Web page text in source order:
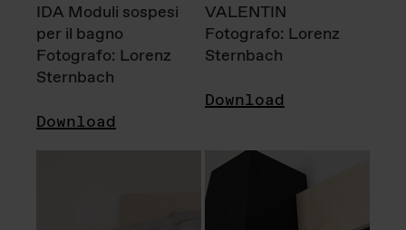
IDA Moduli sospesi
per il bagno
Fotografo: Lorenz
Sternbach
Download
VALENTIN
Fotografo: Lorenz
Sternbach
Download